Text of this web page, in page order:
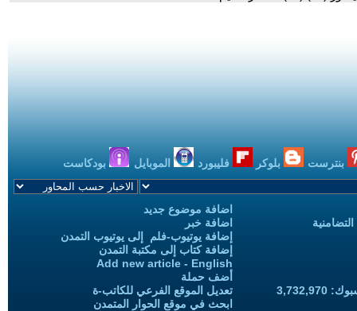
بنترست بلوكر فليبورد الموبايل بودكاست
اضافة موضوع جديد
اضافة خبر
إضافة يوتيوب-فلم إلى يوتيوب التمدن
إضافة كتاب إلى مكتبة التمدن
Add new article - English
أضف حملة
تعديل الموقع الفرعي للكاتب-ة
ابحث في موقع الحوار المتمدن